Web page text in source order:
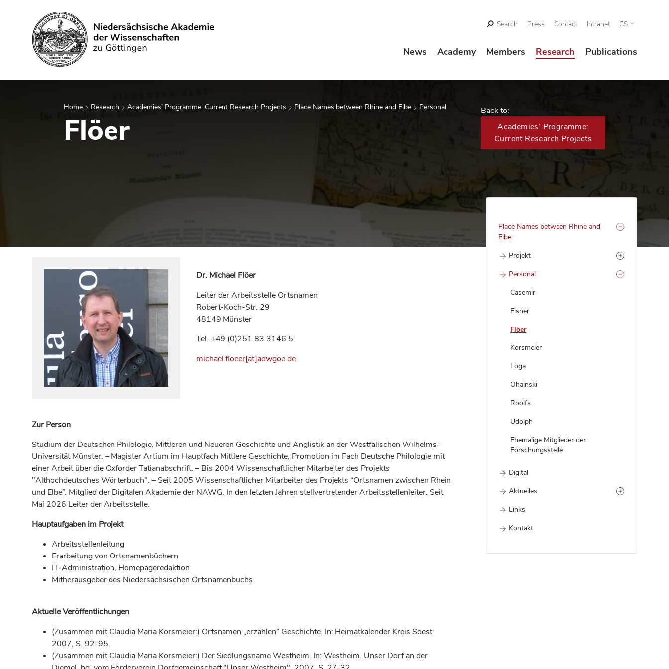
Search
Search Press Contact Intranet CS
News Academy Members Research Publications
Home Research Academies’ Programme: Current Research Projects Place Names between Rhine and Elbe Personal
Flöer
Back to:
Academies’ Programme:
Current Research Projects
Place Names between Rhine and
Elbe
Projekt
Personal
Casemir
Elsner
Flöer
Korsmeier
Loga
Ohainski
Roolfs
Udolph
Ehemalige Mitglieder der
Forschungsstelle
Digital
Aktuelles
Links
Kontakt
Dr. Michael Flöer
Leiter der Arbeitsstelle Ortsnamen
Robert-Koch-Str. 29
48149 Münster
Tel. +49 (0)251 83 3146 5
michael.floeer[at]adwgoe.de
Zur Person
Studium der Deutschen Philologie, Mittleren und Neueren Geschichte und Anglistik an der Westfälischen Wilhelms-
Universität Münster. – Magister Artium im Hauptfach Mittlere Geschichte, Promotion im Fach Deutsche Philologie mit
einer Arbeit über die Oxforder Tatianabschrift. – Bis 2004 Wissenschaftlicher Mitarbeiter des Projekts
"Althochdeutsches Wörterbuch". – Seit 2005 Wissenschaftlicher Mitarbeiter des Projekts “Ortsnamen zwischen Rhein
und Elbe”. Mitglied der Digitalen Akademie der NAWG. In den letzten Jahren stellvertretender Arbeitsstellenleiter. Seit
Mai 2026 Leiter der Arbeitsstelle.
Hauptaufgaben im Projekt
Arbeitsstellenleitung
Erarbeitung von Ortsnamenbüchern
IT-Administration, Homepageredaktion
Mitherausgeber des Niedersächsischen Ortsnamenbuchs
Aktuelle Veröffentlichungen
(Zusammen mit Claudia Maria Korsmeier:) Ortsnamen „erzählen” Geschichte. In: Heimatkalender Kreis Soest
2007, S. 92-95.
(Zusammen mit Claudia Maria Korsmeier:) Der Siedlungsname Westheim. In: Westheim. Unser Dorf an der